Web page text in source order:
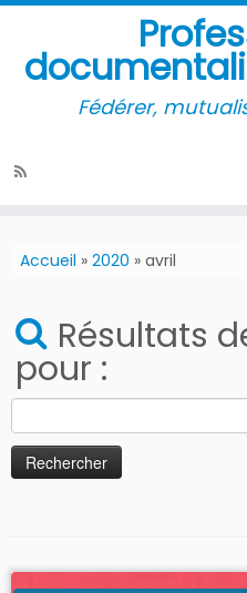
Fédérer,
Accueil » 2020 » avril
Résultats
pour :